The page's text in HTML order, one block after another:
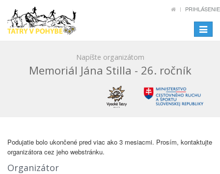
PRIHLÁSENIE
Toggle
Napíšte organizátom
Memoriál Jána Stilla - 26. ročník
Podujatie bolo ukončené pred viac ako 3 mesiacmi. Prosím, kontaktujte
organizátora cez jeho webstránku.
Organizátor